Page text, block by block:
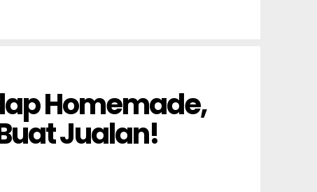
Homemade,
Jualan!